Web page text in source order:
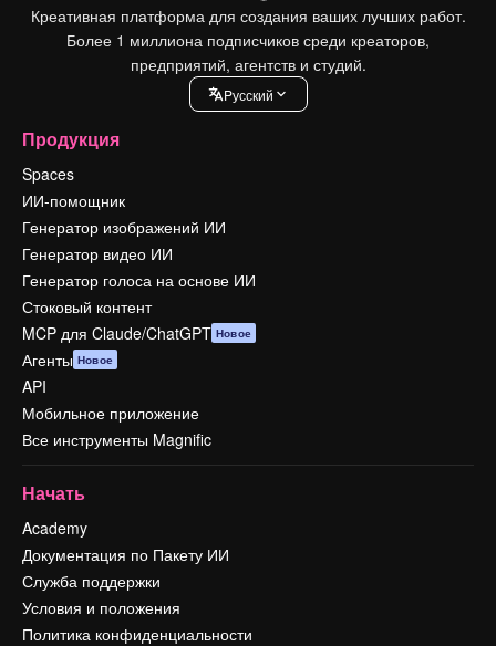
Креативная платформа для создания ваших лучших работ.
Более 1 миллиона подписчиков среди креаторов,
предприятий, агентств и студий.
Pусский
Продукция
Spaces
ИИ-помощник
Генератор изображений ИИ
Генератор видео ИИ
Генератор голоса на основе ИИ
Стоковый контент
MCP для Claude/ChatGPT Новое
Агенты Новое
API
Мобильное приложение
Все инструменты Magnific
Начать
Academy
Документация по Пакету ИИ
Служба поддержки
Условия и положения
Политика конфиденциальности